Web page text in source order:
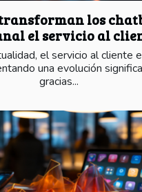
transforman los
el servicio al
el servicio al cliente
una evolución
gracias...